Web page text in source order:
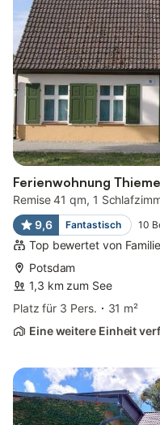
Ferienwohnung Thieme
Remise 41 qm, 1
9,6
Fantastisch 10
Top bewertet von
Potsdam
1,3 km zum See
Platz für 3 Pers.
31 m²
Eine weitere Einheit